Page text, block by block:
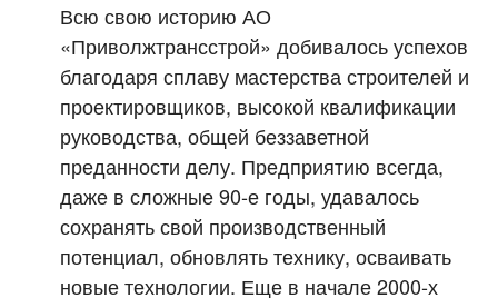
Всю свою историю АО
«Приволжтрансстрой» добивалось успехов
благодаря сплаву мастерства строителей и
проектировщиков, высокой квалификации
руководства, общей беззаветной
преданности делу. Предприятию всегда,
даже в сложные 90-е годы, удавалось
сохранять свой производственный
потенциал, обновлять технику, осваивать
новые технологии. Еще в начале 2000-х